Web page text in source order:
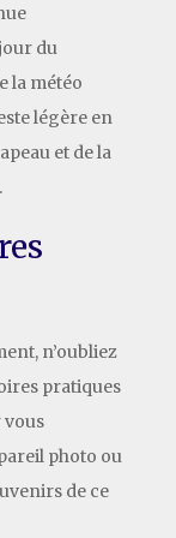
du
la météo
légère en
et de la
n’oubliez
pratiques
vous
photo ou
de ce